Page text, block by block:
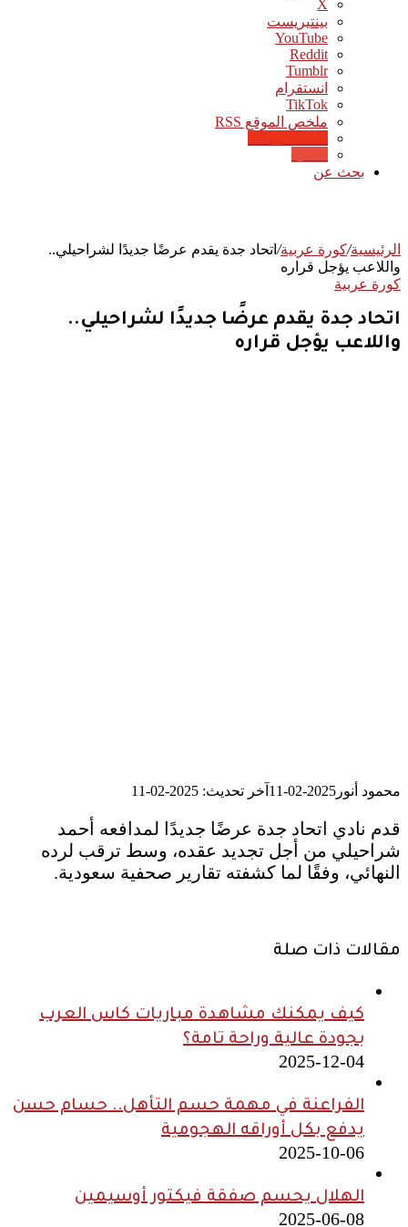
‫X
بينتيريست
‫YouTube
انستقرام
‫TikTok
ملخص الموقع RSS
بحث عن
الرئيسية/كورة عربية/ اتحاد جدة يقدم عرضًا جديدًا لشراحيلي..
واللاعب يؤجل قراره
كورة عربية
اتحاد جدة يقدم عرضًا جديدًا لشراحيلي..
واللاعب يؤجل قراره
محمود أنور 2025-02-11 آخر تحديث: 2025-02-11
قدم نادي اتحاد جدة عرضًا جديدًا لمدافعه أحمد
شراحيلي من أجل تجديد عقده، وسط ترقب لرده
النهائي، وفقًا لما كشفته تقارير صحفية سعودية.
مقالات ذات صلة
كيف يمكنك مشاهدة مباريات كاس العرب
بجودة عالية وراحة تامة؟
2025-12-04
الفراعنة في مهمة حسم التأهل.. حسام حسن
يدفع بكل أوراقه الهجومية
2025-10-06
الهلال يحسم صفقة فيكتور أوسيمين
2025-06-08